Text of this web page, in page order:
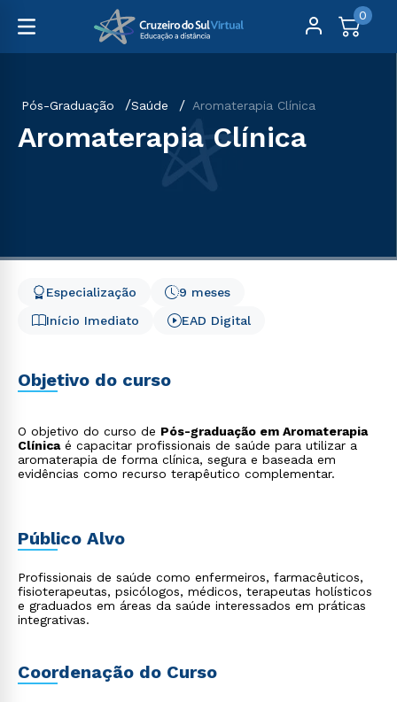
0
Pós-Graduação Saúde Aromaterapia Clínica
Aromaterapia Clínica
Início Imediato
9 meses
Especialização
EAD Digital
Objetivo do curso
O objetivo do curso de Pós-graduação em Aromaterapia
Clínicaé capacitar profissionais de saúde para utilizar a
aromaterapia de forma clínica, segura e baseada em
evidências como recurso terapêutico complementar.
Público Alvo
Profissionais de saúde como enfermeiros, farmacêuticos,
fisioterapeutas, psicólogos, médicos, terapeutas holísticos
e graduados em áreas da saúde interessados em práticas
integrativas.
Coordenação do Curso